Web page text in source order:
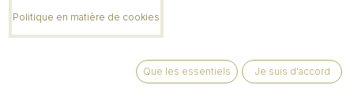
Quantité
Politique en matière de cookies
Que les essentiels Je suis d'accord